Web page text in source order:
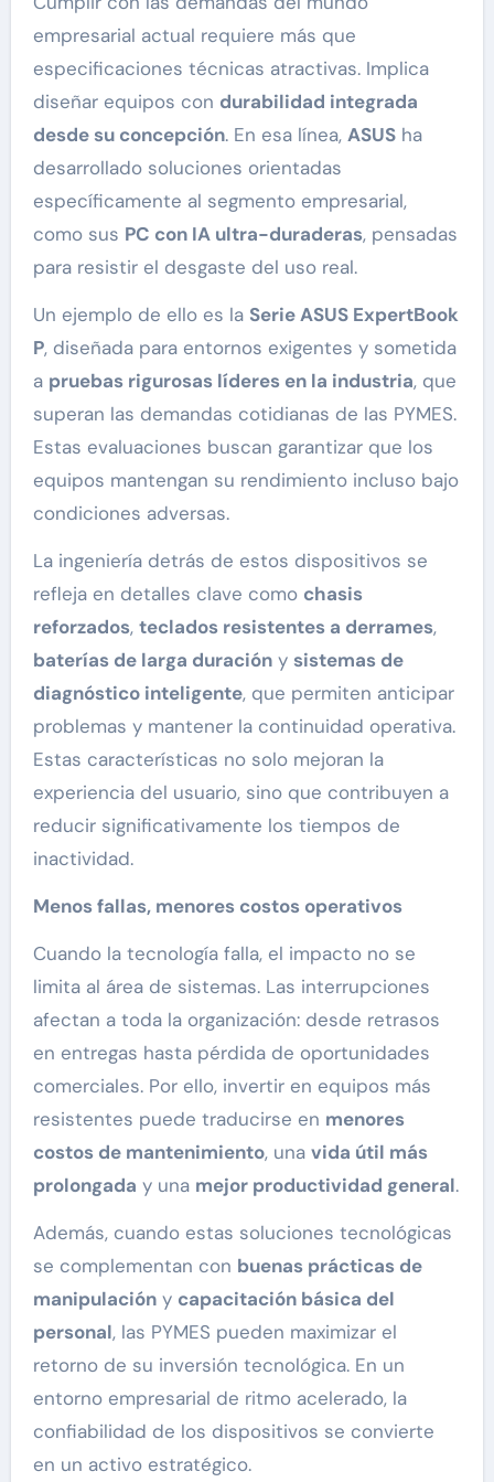
empresarial actual requiere más que
especificaciones técnicas atractivas. Implica
diseñar equipos con durabilidad integrada
desde su concepción. En esa línea, ASUSha
desarrollado soluciones orientadas
específicamente al segmento empresarial,
como sus PC con IA ultra-duraderas, pensadas
para resistir el desgaste del uso real.
Un ejemplo de ello es la Serie ASUS ExpertBook
P, diseñada para entornos exigentes y sometida
a pruebas rigurosas líderes en la industria, que
superan las demandas cotidianas de las PYMES.
Estas evaluaciones buscan garantizar que los
equipos mantengan su rendimiento incluso bajo
condiciones adversas.
La ingeniería detrás de estos dispositivos se
refleja en detalles clave como chasis
reforzados, teclados resistentes a derrames,
baterías de larga duracióny sistemas de
diagnóstico inteligente, que permiten anticipar
problemas y mantener la continuidad operativa.
Estas características no solo mejoran la
experiencia del usuario, sino que contribuyen a
reducir significativamente los tiempos de
inactividad.
Menos fallas, menores costos operativos
Cuando la tecnología falla, el impacto no se
limita al área de sistemas. Las interrupciones
afectan a toda la organización: desde retrasos
en entregas hasta pérdida de oportunidades
comerciales. Por ello, invertir en equipos más
resistentes puede traducirse en menores
costos de mantenimiento, una vida útil más
prolongada y una mejor productividad general.
Además, cuando estas soluciones tecnológicas
se complementan con buenas prácticas de
manipulacióny capacitación básica del
personal, las PYMES pueden maximizar el
retorno de su inversión tecnológica. En un
entorno empresarial de ritmo acelerado, la
confiabilidad de los dispositivos se convierte
en un activo estratégico.